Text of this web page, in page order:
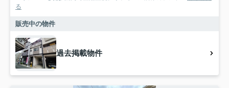
る
販売中の物件
過去掲載物件